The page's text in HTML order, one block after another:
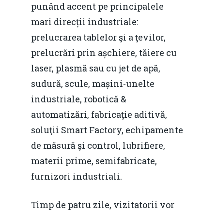
punând accent pe principalele
mari direcții industriale:
prelucrarea tablelor şi a ţevilor,
prelucrări prin așchiere, tăiere cu
laser, plasmă sau cu jet de apă,
sudură, scule, mașini-unelte
industriale, robotică &
automatizări, fabricaţie aditivă,
soluţii Smart Factory, echipamente
de măsură şi control, lubrifiere,
materii prime, semifabricate,
furnizori industriali.
Timp de patru zile, vizitatorii vor